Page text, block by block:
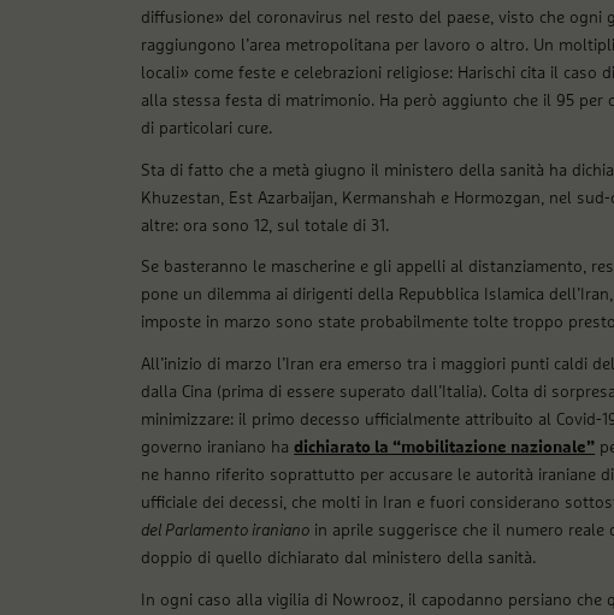
diffusione» del coronavirus nel resto del paese, visto che ogni
raggiungono l’area metropolitana per lavoro o altro. Un
locali» come feste e celebrazioni religiose: Harischi cita il caso
alla stessa festa di matrimonio. Ha però aggiunto che il 95 per
di particolari cure.
Sta di fatto che a metà giugno il ministero della sanità ha
Khuzestan, Est Azarbaijan, Kermanshah e Hormozgan, nel
altre: ora sono 12, sul totale di 31.
Se basteranno le mascherine e gli appelli al distanziamento,
pone un dilemma ai dirigenti della Repubblica Islamica
imposte in marzo sono state probabilmente tolte troppo
All’inizio di marzo l’Iran era emerso tra i maggiori punti caldi
dalla Cina (prima di essere superato dall’Italia). Colta di
minimizzare: il primo decesso ufficialmente attribuito al Covid-
governo iraniano hadichiarato la “mobilitazione nazionale”
ne hanno riferito soprattutto per accusare le autorità iraniane
ufficiale dei decessi, che molti in Iran e fuori considerano
del Parlamento iraniano in aprile suggerisce che il numero reale
doppio di quello dichiarato dal ministero della sanità.
In ogni caso alla vigilia di Nowrooz, il capodanno persiano che